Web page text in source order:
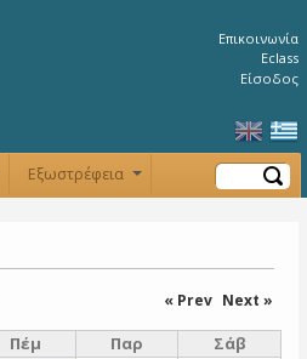
Επικοινωνία
Eclass
Είσοδος
Εξωστρέφεια Αναζήτηση
« Prev Next »
Πέμ Παρ
Σάβ